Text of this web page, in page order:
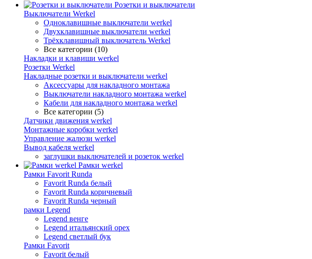
Розетки и выключатели
Выключатели Werkel
Одноклавишные выключатели werkel
Двухклавишные выключатели werkel
Трёхклавишный выключатель Werkel
Все категории (10)
Накладки и клавиши werkel
Розетки Werkel
Накладные розетки и выключатели werkel
Аксессуары для накладного монтажа
Выключатели накладного монтажа werkel
Кабели для накладного монтажа werkel
Все категории (5)
Датчики движения werkel
Монтажные коробки werkel
Управление жалюзи werkel
Вывод кабеля werkel
заглушки выключателей и розеток werkel
Рамки werkel
Рамки Favorit Runda
Favorit Runda белый
Favorit Runda коричневый
Favorit Runda черный
рамки Legend
Legend венге
Legend итальянский орех
Legend светлый бук
Рамки Favorit
Favorit белый